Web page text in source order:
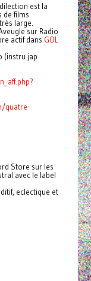
est la
de films
large.
sur Radio
actif dans GOL
(instru jap
quatre-
Store sur les
avec le label
eclectique et